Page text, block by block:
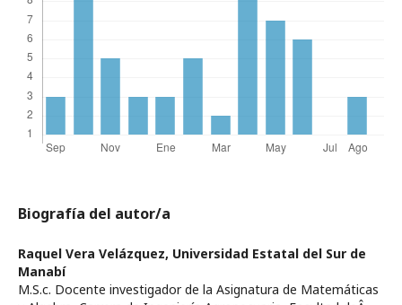
Biografía del autor/a
Raquel Vera Velázquez, Universidad Estatal del Sur de
Manabí­
M.S.c. Docente investigador de la Asignatura de Matemáticas